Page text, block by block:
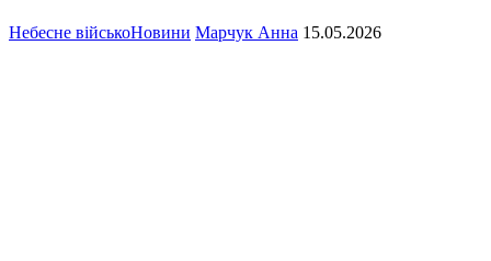
Небесне військоНовини Марчук Анна 15.05.2026